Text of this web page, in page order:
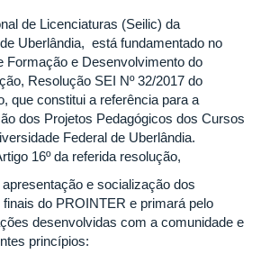
de Licenciaturas (Seilic) da
Uberlândia, está fundamentado no
Formação e Desenvolvimento do
Resolução SEI Nº 32/2017 do
que constitui a referência para a
dos Projetos Pedagógicos dos Cursos
Federal de Uberlândia.
16º da referida resolução,
e socialização dos
do PROINTER e primará pelo
desenvolvidas com a comunidade e
princípios: